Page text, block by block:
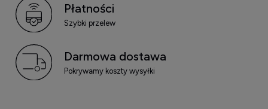
Płatności
Szybki przelew
Darmowa dostawa
Pokrywamy koszty wysyłki